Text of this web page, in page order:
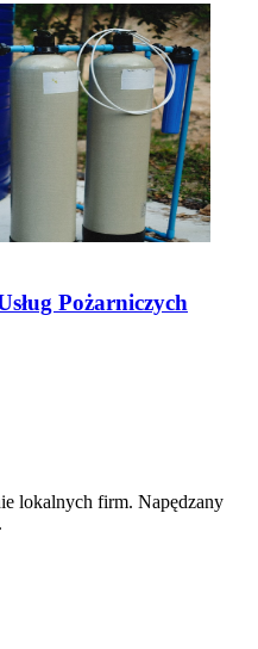
Pożarniczych
lokalnych firm. Napędzany